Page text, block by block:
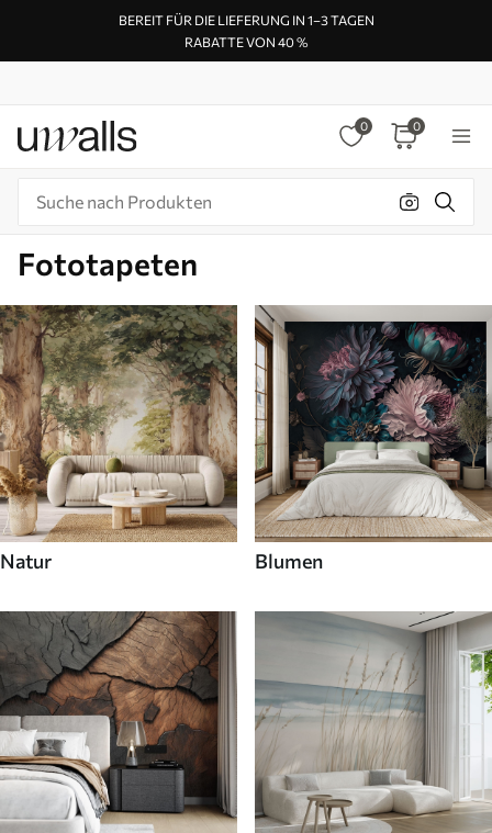
BEREIT FÜR DIE LIEFERUNG IN 1–3 TAGEN
RABATTE VON 40 %
0 0
Fototapeten
Natur Blumen